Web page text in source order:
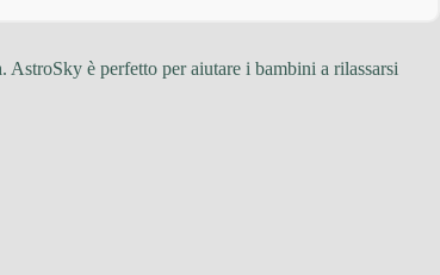
AstroSky è perfetto per aiutare i bambini a rilassarsi